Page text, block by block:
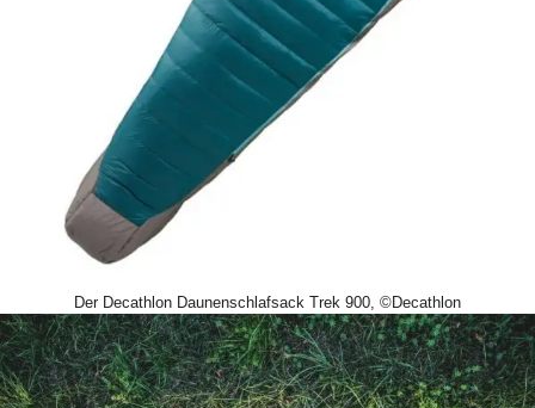
Der Decathlon Daunenschlafsack Trek 900, ©Decathlon